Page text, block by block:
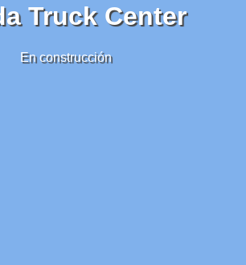
Truck Center
En construcción